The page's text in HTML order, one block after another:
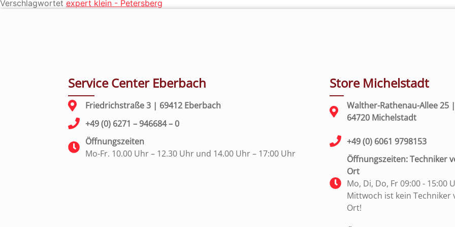
Verschlagwortet expert klein - Petersberg
Service Center Eberbach
Friedrichstraße 3 | 69412 Eberbach
+49 (0) 6271 – 946684 – 0
Öffnungszeiten
Mo-Fr. 10.00 Uhr – 12.30 Uhr und 14.00 Uhr – 17:00 Uhr
Store Michelstadt
Walther-Rathenau-Allee 25
64720 Michelstadt
+49 (0) 6061 9798153
Öffnungszeiten: Techniker
Ort
Mo, Di, Do, Fr 09:00 - 15:00
Mittwoch ist kein Techniker
Ort!